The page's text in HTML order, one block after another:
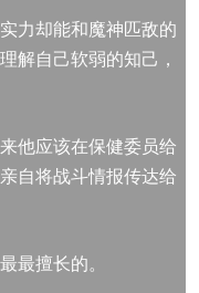
力却能和魔神匹敌的
解自己软弱的知己，
他应该在保健委员给
自将战斗情报传达给
最擅长的。